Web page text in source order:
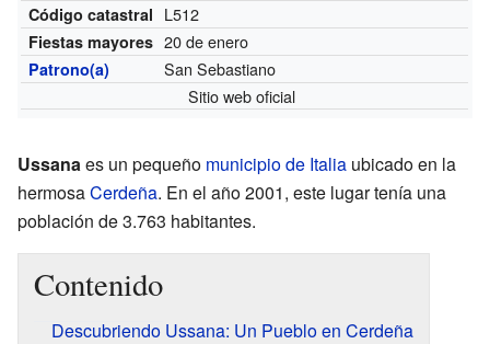
Código catastral L512
Fiestas mayores 20 de enero
Patrono(a)
San Sebastiano
Sitio web oficial
Ussanaes un pequeño municipio de Italia ubicado en la
hermosaCerdeña. En el año 2001, este lugar tenía una
población de 3.763 habitantes.
Contenido
Descubriendo Ussana: Un Pueblo en Cerdeña